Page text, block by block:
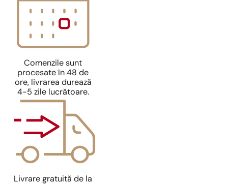
Comenzile sunt
procesate în 48 de
ore, livrarea durează
4-5 zile lucrătoare.
Livrare gratuită de la